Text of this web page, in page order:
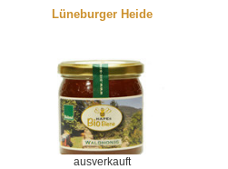
Lüneburger Heide
ausverkauft